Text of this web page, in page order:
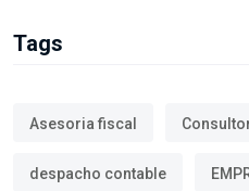
Tags
Asesoria fiscal
despacho contable